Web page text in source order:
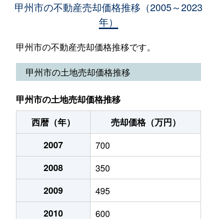
6,500万円
塩山下塩後
200万円 東山梨
塩山千野
450万円
塩山三日市場
1,000万円
勝沼町小佐手
1,500万円 勝沼ぶどう郷
徒歩
勝沼町菱山
甲州市の不動産売却価格推移（2005～2023
年）
甲州市の不動産売却価格推移です。
甲州市の土地売却価格推移
甲州市の土地売却価格推移
西暦（年）
売却価格（万円）
2007
700
2008
350
2009
495
2010
600